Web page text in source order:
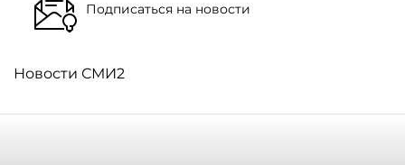
Подписаться на новости
Новости СМИ2